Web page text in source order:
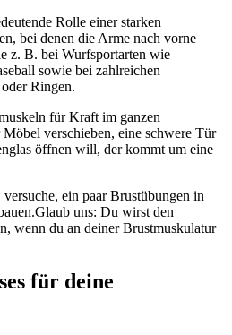
Rolle einer starken
bei denen die Arme nach vorne
z. B. bei Wurfsportarten wie
sowie bei zahlreichen
Ringen.
für Kraft im ganzen
verschieben, eine schwere Tür
öffnen will, der kommt um eine
ein paar Brustübungen in
uns: Du wirst den
wenn du an deiner Brustmuskulatur
für deine